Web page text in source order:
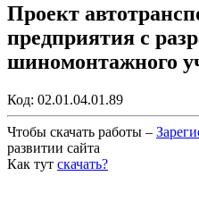
Проект
предприятия с
шиномонтажного
Код: 02.01.04.01.89
Чтобы скачать работы –
развитии сайта
Как тут скачать?